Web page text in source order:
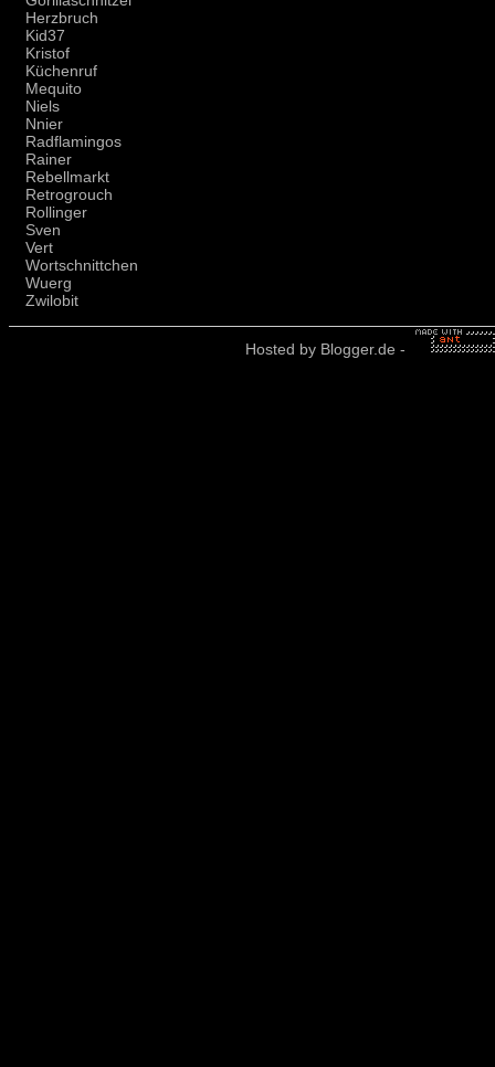
Herzbruch
Kid37
Kristof
Küchenruf
Mequito
Niels
Nnier
Radflamingos
Rainer
Rebellmarkt
Retrogrouch
Rollinger
Sven
Vert
Wortschnittchen
Wuerg
Zwilobit
Hosted by Blogger.de -